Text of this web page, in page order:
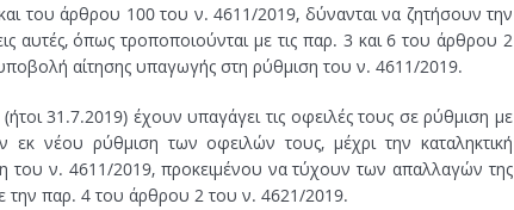
του άρθρου 100 του ν. 4611/2019, δύνανται να ζητήσουν την
αυτές, όπως τροποποιούνται με τις παρ. 3 και 6 του άρθρου 2
αίτησης υπαγωγής στη ρύθμιση του ν. 4611/2019.
31.7.2019) έχουν υπαγάγει τις οφειλές τους σε ρύθμιση με
νέου ρύθμιση των οφειλών τους, μέχρι την καταληκτική
του ν. 4611/2019, προκειμένου να τύχουν των απαλλαγών της
παρ. 4 του άρθρου 2 του ν. 4621/2019.